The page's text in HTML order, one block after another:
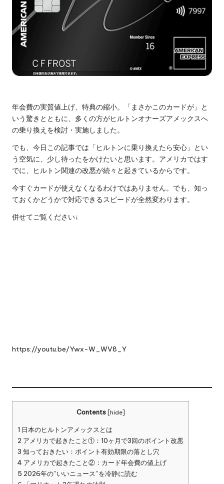
年会費の実質値上げ、特典の縮小。「まさかこのカードが」と
いう驚きとともに、多くの方がヒルトンオナーズアメックスへ
の乗り換えを検討・実施しました。
でも、今日この記事では「ヒルトンに乗り換えたら安心」とい
う空気に、少し待ったをかけたいと思います。アメリカではす
でに、ヒルトン関連の改悪が続々と起きているからです。
今すぐカードが使えなくなるわけではありません。でも、知っ
ておくかどうかで対応できるスピードが全然変わります。
併せてご覧ください↓
https://youtu.be/Ywx-W_WV8_Y
Contents [hide]
1 日本のヒルトンアメックスとは
2 アメリカで起きたこと①：10ヶ月で3回のポイント改悪
3 知っておきたい：ポイント有効期限の落とし穴
4 アメリカで起きたこと②：カード年会費の値上げ
5 2026年の”いいニュース”を冷静に読む